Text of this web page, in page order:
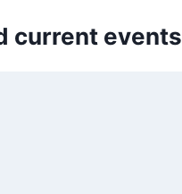
current events